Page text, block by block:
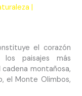
|
el corazón
paisajes más
montañosa,
el Monte Olimbos,